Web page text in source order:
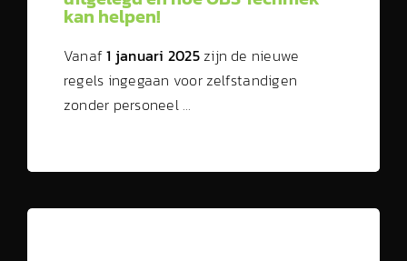
kan helpen!
Vanaf1 januari 2025zijn de nieuwe
regels ingegaan voor zelfstandigen
zonder personeel …